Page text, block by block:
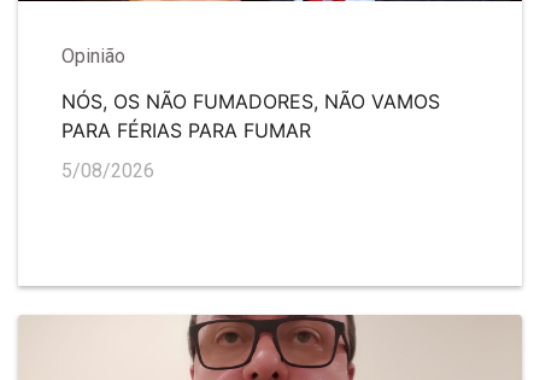
Opinião
NÓS, OS NÃO FUMADORES, NÃO VAMOS
PARA FÉRIAS PARA FUMAR
5/08/2026